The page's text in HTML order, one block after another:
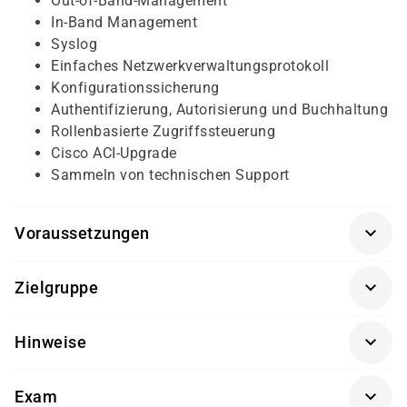
In-Band Management
Syslog
Einfaches Netzwerkverwaltungsprotokoll
Konfigurationssicherung
Authentifizierung, Autorisierung und Buchhaltung
Rollenbasierte Zugriffssteuerung
Cisco ACI-Upgrade
Sammeln von technischen Support
Voraussetzungen
folgende Vorkenntnisse mitbringen:
und Switching
Produkten
Zielgruppe
Netzwerkadministratoren/-innen, Netzwerktechniker/-
Hinweise
Exam